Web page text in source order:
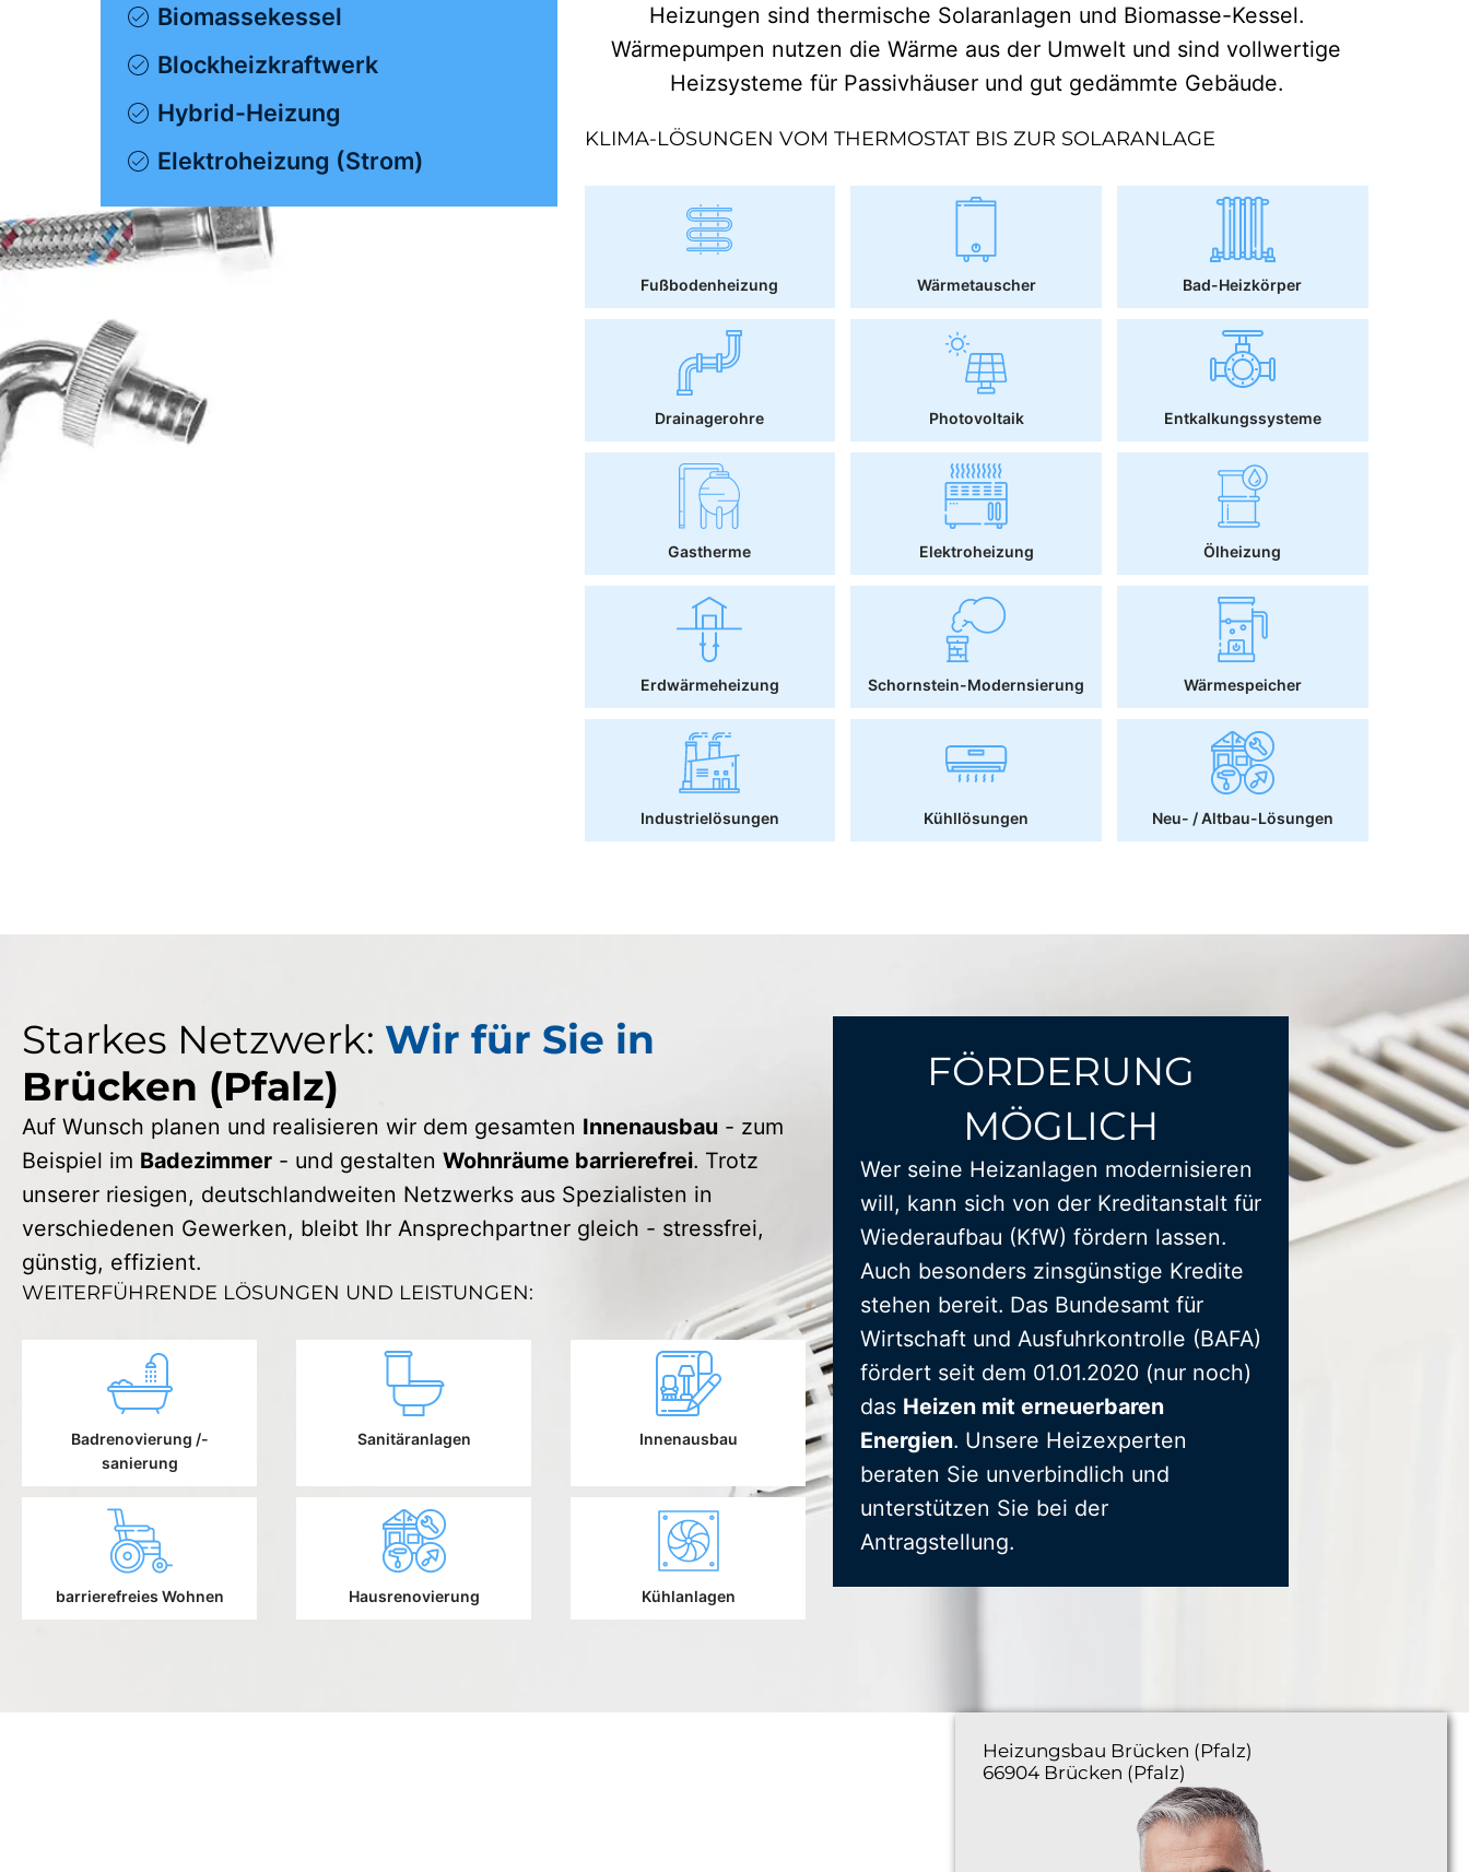
Biomassekessel
Blockheizkraftwerk
Hybrid-Heizung
Elektroheizung (Strom)
Heizungen sind thermische Solaranlagen und Biomasse-Kessel.
Wärmepumpen nutzen die Wärme aus der Umwelt und sind vollwertige
Heizsysteme für Passivhäuser und gut gedämmte Gebäude.
KLIMA-LÖSUNGEN VOM THERMOSTAT BIS ZUR SOLARANLAGE
Fußbodenheizung Wärmetauscher Bad-Heizkörper
Drainagerohre Photovoltaik Entkalkungssysteme
Gastherme Elektroheizung Ölheizung
Erdwärmeheizung Schornstein-Modernsierung Wärmespeicher
Industrielösungen Kühllösungen Neu- / Altbau-Lösungen
Starkes Netzwerk: Wir für Sie in
Brücken (Pfalz)
Auf Wunsch planen und realisieren wir dem gesamten Innenausbau - zum
Beispiel im Badezimmer - und gestalten Wohnräume barrierefrei. Trotz
unserer riesigen, deutschlandweiten Netzwerks aus Spezialisten in
verschiedenen Gewerken, bleibt Ihr Ansprechpartner gleich - stressfrei,
günstig, effizient.
WEITERFÜHRENDE LÖSUNGEN UND LEISTUNGEN:
Badrenovierung /-
sanierung
Sanitäranlagen Innenausbau
barrierefreies Wohnen Hausrenovierung Kühlanlagen
FÖRDERUNG
MÖGLICH
Wer seine Heizanlagen modernisieren
will, kann sich von der Kreditanstalt für
Wiederaufbau (KfW) fördern lassen.
Auch besonders zinsgünstige Kredite
stehen bereit. Das Bundesamt für
Wirtschaft und Ausfuhrkontrolle (BAFA)
fördert seit dem 01.01.2020 (nur noch)
das Heizen mit erneuerbaren
Energien. Unsere Heizexperten
beraten Sie unverbindlich und
unterstützen Sie bei der
Antragstellung.
Heizungsbau Brücken (Pfalz)
66904 Brücken (Pfalz)